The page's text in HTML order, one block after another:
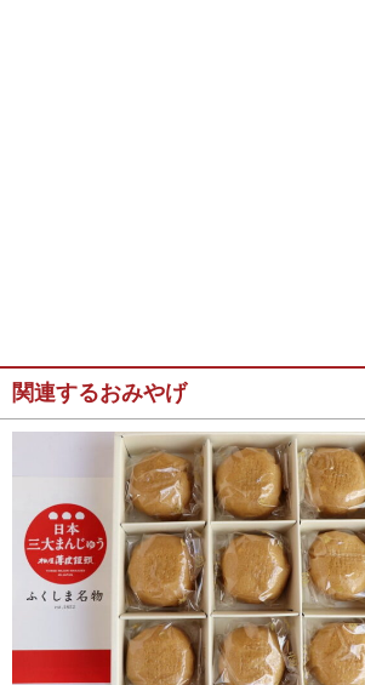
関連するおみやげ